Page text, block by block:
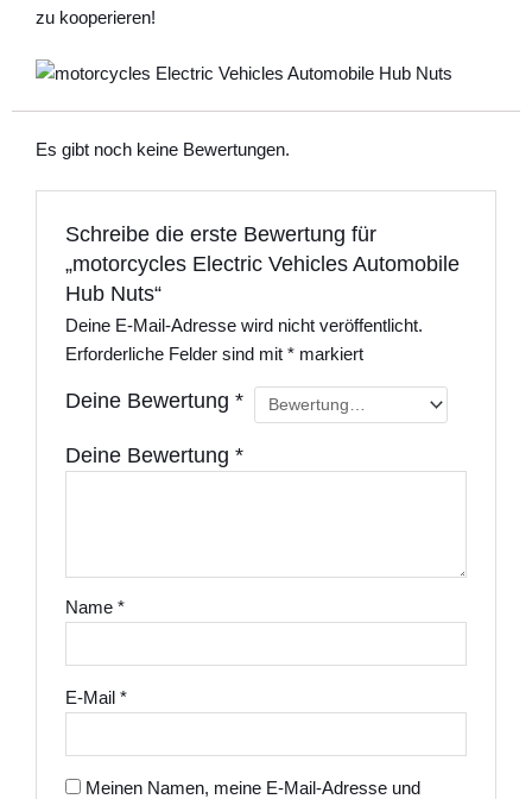
zu kooperieren!
Es gibt noch keine Bewertungen.
Schreibe die erste Bewertung für
„motorcycles Electric Vehicles Automobile
Hub Nuts“
Deine E-Mail-Adresse wird nicht veröffentlicht.
Erforderliche Felder sind mit* markiert
Deine Bewertung*
Deine Bewertung*
Name*
E-Mail*
Meinen Namen, meine E-Mail-Adresse und